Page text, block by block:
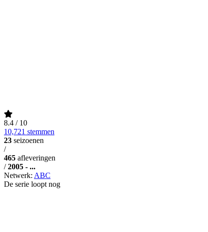
8.4 / 10
10,721 stemmen
23 seizoenen
/
465 afleveringen
/ 2005 - ...
Netwerk: ABC
De serie loopt nog